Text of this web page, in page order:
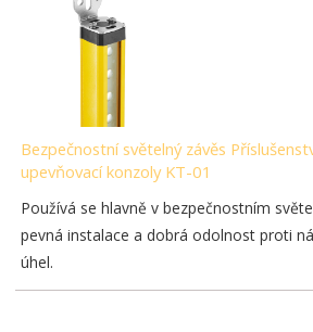
Bezpečnostní světelný závěs
upevňovací konzoly KT-01
Používá se hlavně v bezpečnostním
pevná instalace a dobrá odolnost proti
úhel.